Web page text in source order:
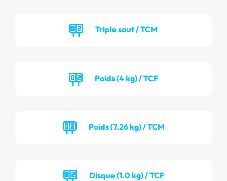
Triple saut / TCM
Poids (4 kg) / TCF
Poids (7.26 kg) / TCM
Disque (1.0 kg) / TCF